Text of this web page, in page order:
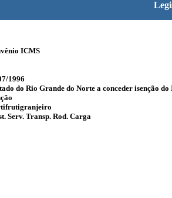
ICMS
1996
do Rio Grande do Norte a conceder isenção
Serv. Transp. Rod. Carga